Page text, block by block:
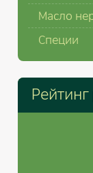
Масло
Специи